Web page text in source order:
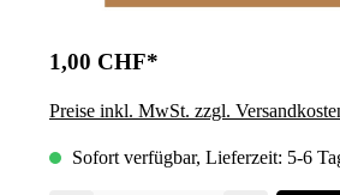
1,00 CHF*
Preise inkl. MwSt. zzgl.
Sofort verfügbar, Lieferzeit: 5-6